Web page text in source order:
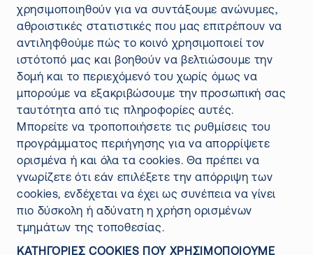
χρησιμοποιηθούν για να συντάξουμε ανώνυμες,
αθροιστικές στατιστικές που μας επιτρέπουν να
αντιληφθούμε πώς το κοινό χρησιμοποιεί τον
ιστότοπό μας και βοηθούν να βελτιώσουμε την
δομή και το περιεχόμενό του χωρίς όμως να
μπορούμε να εξακριβώσουμε την προσωπική σας
ταυτότητα από τις πληροφορίες αυτές.
Μπορείτε να τροποποιήσετε τις ρυθμίσεις του
προγράμματος περιήγησης για να απορρίψετε
ορισμένα ή και όλα τα cookies. Θα πρέπει να
γνωρίζετε ότι εάν επιλέξετε την απόρριψη των
cookies, ενδέχεται να έχει ως συνέπεια να γίνει
πιο δύσκολη ή αδύνατη η χρήση ορισμένων
τμημάτων της τοποθεσίας.
ΚΑΤΗΓΟΡΙΕΣ COOKIES ΠΟΥ ΧΡΗΣΙΜΟΠΟΙΟΥΜΕ